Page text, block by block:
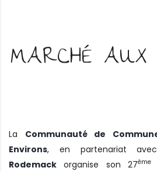
MARCHÉ AUX
La Communauté de
Environs, en partenariat
Rodemack organise son 27ème